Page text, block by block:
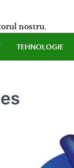
nostru.
TEHNOLOGIE